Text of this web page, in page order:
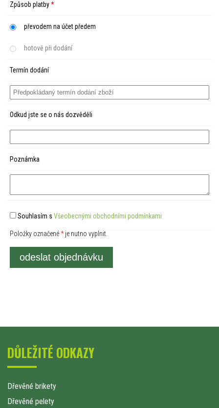
Způsob platby*
převodem na účet předem
hotově při dodání
Termín dodání
Odkud jste se o nás dozvěděli
Poznámka
Souhlasím s Všeobecnými obchodními podmínkami
Položky označené*je nutno vyplnit.
odeslat objednávku
DŮLEŽITÉ ODKAZY
Dřevěné brikety
Dřevěné pelety